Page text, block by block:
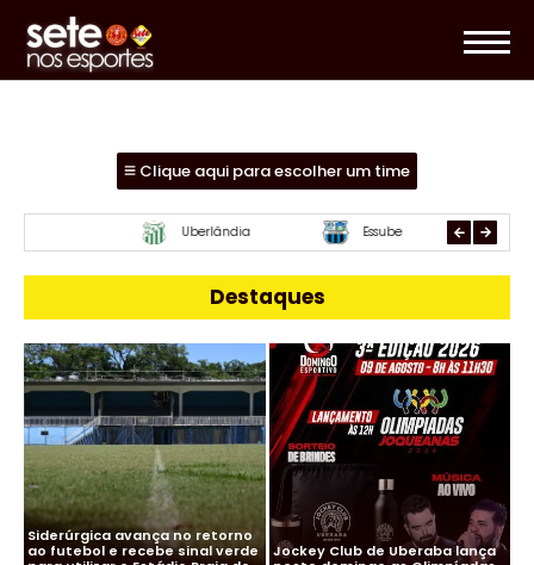
Clique aqui para escolher um time
Mamoré
Destaques
Siderúrgica avança no retorno
ao futebol e recebe sinal verde
Jockey Club de Uberaba lança